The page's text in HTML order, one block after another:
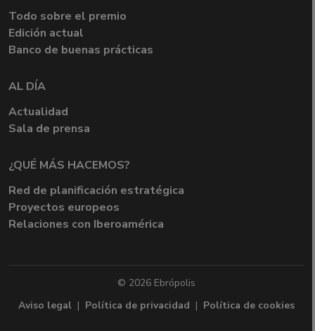
Todo sobre el premio
Edición actual
Banco de buenas prácticas
AL DÍA
Actualidad
Sala de prensa
¿QUÉ MÁS HACEMOS?
Red de planificación estratégica
Proyectos europeos
Relaciones con Iberoamérica
© 2026 Ebrópolis
Aviso legal| Política de privacidad | Política de cookies